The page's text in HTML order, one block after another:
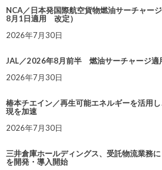
NCA／日本発国際航空貨物燃油サーチャー
8月1日適用 改定）
2026年7月30日
JAL／2026年8月前半 燃油サーチャージ適
2026年7月30日
椿本チエイン／再生可能エネルギーを活用
現を加速
2026年7月30日
三井倉庫ホールディングス、受託物流業務に
を開発・導入開始